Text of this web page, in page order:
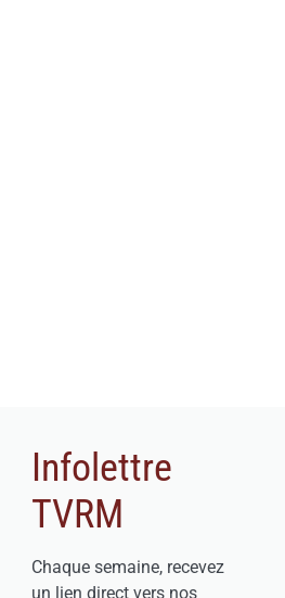
Infolettre
TVRM
Chaque semaine, recevez
un lien direct vers nos